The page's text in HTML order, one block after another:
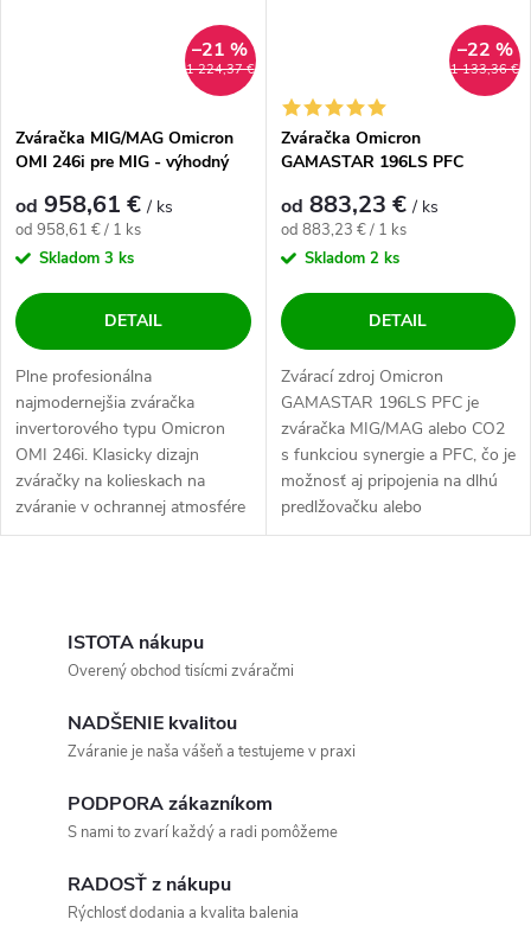
1 224,37 €
–21 %
Zváračka MIG/MAG Omicron
OMI 246i pre MIG - výhodný
od 958,61 €/ ks
Jednotková cena:
od 958,61 € / 1 ks
Skladom 3 ks
DETAIL
Plne profesionálna
najmodernejšia zváračka
invertorového typu Omicron
OMI 246i. Klasicky dizajn
zváračky na kolieskach na
zváranie v ochrannej atmosfére
MIG. Výkonné chladenie...
1 133,36 €
–22 %
Zváračka Omicron
GAMASTAR 196LS PFC
MMA a LiftTIG - výhodný SET
od 883,23 €/ ks
Jednotková cena:
od 883,23 € / 1 ks
Skladom 2 ks
DETAIL
Zvárací zdroj Omicron
GAMASTAR 196LS PFC je
zváračka MIG/MAG alebo CO2
s funkciou synergie a PFC, čo je
možnosť aj pripojenia na dlhú
predlžovačku alebo
elektrocentrálu - ale...
ISTOTA nákupu
Overený obchod tisícmi zváračmi
NADŠENIE kvalitou
Zváranie je naša vášeň a testujeme v praxi
PODPORA zákazníkom
S nami to zvarí každý a radi pomôžeme
RADOSŤ z nákupu
Rýchlosť dodania a kvalita balenia